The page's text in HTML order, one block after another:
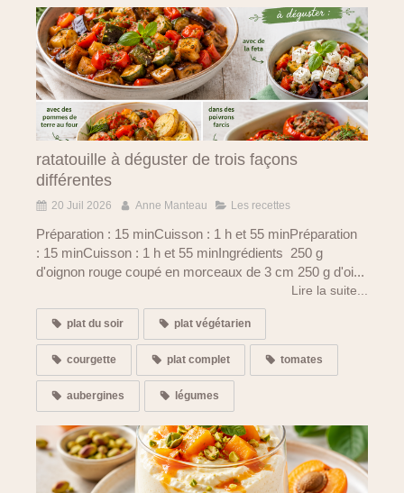
ratatouille à déguster de trois façons
différentes
20 Juil 2026 Anne Manteau Les recettes
Préparation : 15 minCuisson : 1 h et 55 minPréparation
: 15 minCuisson : 1 h et 55 minIngrédients 250 g
d'oignon rouge coupé en morceaux de 3 cm 250 g d'oi...
Lire la suite...
plat du soir plat végétarien
courgette plat complet tomates
aubergines légumes